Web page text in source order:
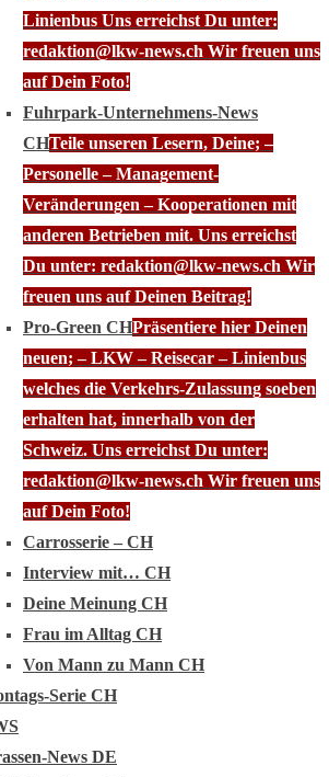
Linienbus Uns erreichst Du unter:
redaktion@lkw-news.ch Wir freuen uns
auf Dein Foto!
Fuhrpark-Unternehmens-News
CHTeile unseren Lesern, Deine; –
Personelle – Management-
Veränderungen – Kooperationen mit
anderen Betrieben mit. Uns erreichst
Du unter: redaktion@lkw-news.ch Wir
freuen uns auf Deinen Beitrag!
Pro-Green CHPräsentiere hier Deinen
neuen; – LKW – Reisecar – Linienbus
welches die Verkehrs-Zulassung soeben
erhalten hat, innerhalb von der
Schweiz. Uns erreichst Du unter:
redaktion@lkw-news.ch Wir freuen uns
auf Dein Foto!
Carrosserie – CH
Interview mit… CH
Deine Meinung CH
Frau im Alltag CH
Von Mann zu Mann CH
Serie CH
News DE